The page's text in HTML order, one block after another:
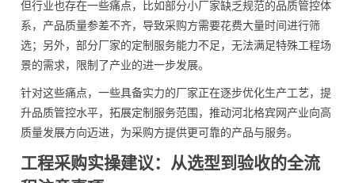
但行业也存在一些痛点，比如部分小厂家缺乏规范的品质管控体
系，产品质量参差不齐，导致采购方需要花费大量时间进行筛
选；另外，部分厂家的定制服务能力不足，无法满足特殊工程场
景的需求，限制了产业的进一步发展。
针对这些痛点，一些具备实力的厂家正在逐步优化生产工艺，提
升品质管控水平，拓展定制服务范围，推动河北格宾网产业向高
质量发展方向迈进，为采购方提供更可靠的产品与服务。
工程采购实操建议：从选型到验收的全流